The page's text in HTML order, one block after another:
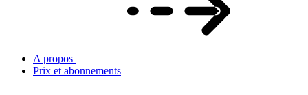
A propos
Prix et abonnements